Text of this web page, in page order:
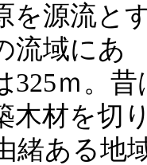
を源流と
流域にあ
325ｍ。昔
木材を切
緒ある地